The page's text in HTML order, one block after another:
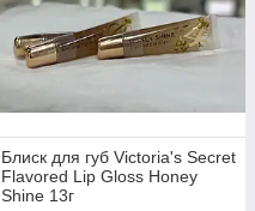
Блиск для губ Victoria's Secret
Flavored Lip Gloss Honey
Shine 13г